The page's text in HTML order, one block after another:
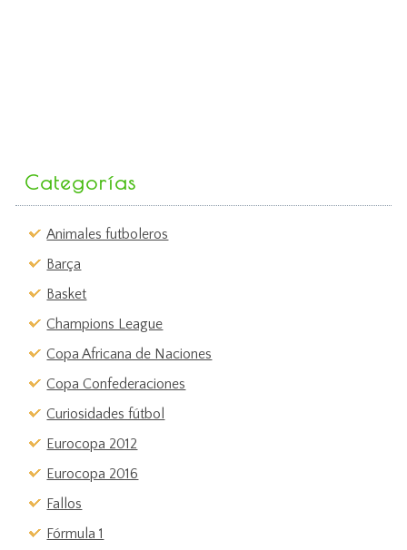
Categorías
Animales futboleros
Barça
Basket
Champions League
Copa Africana de Naciones
Copa Confederaciones
Curiosidades fútbol
Eurocopa 2012
Eurocopa 2016
Fallos
Fórmula 1